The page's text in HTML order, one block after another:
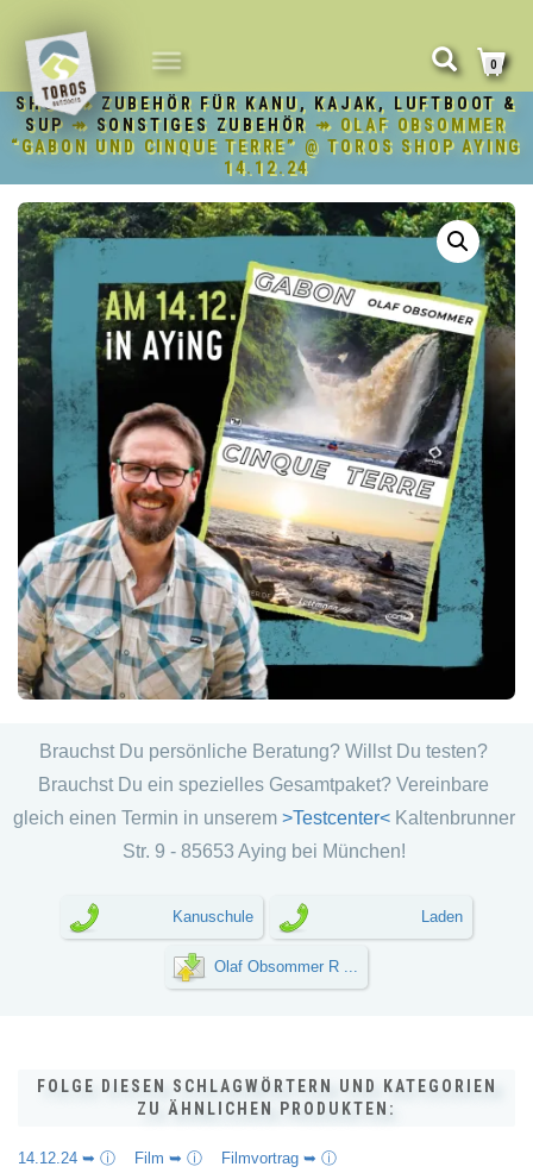
NAVIGATION
UMSCHALTEN
0
SHOP↠ ZUBEHÖR FÜR KANU, KAJAK, LUFTBOOT &
SUP ↠ SONSTIGES ZUBEHÖR ↠ OLAF OBSOMMER
“GABON UND CINQUE TERRE” @ TOROS SHOP AYING
14.12.24
Brauchst Du persönliche Beratung? Willst Du testen?
Brauchst Du ein spezielles Gesamtpaket? Vereinbare
gleich einen Termin in unserem>Testcenter< Kaltenbrunner
Str. 9 - 85653 Aying bei München!
Kanuschule Laden
Olaf Obsommer R ...
FOLGE DIESEN SCHLAGWÖRTERN UND KATEGORIEN
ZU ÄHNLICHEN PRODUKTEN:
14.12.24 ➥ ⓘ Film ➥ ⓘ
Filmvortrag ➥ ⓘ